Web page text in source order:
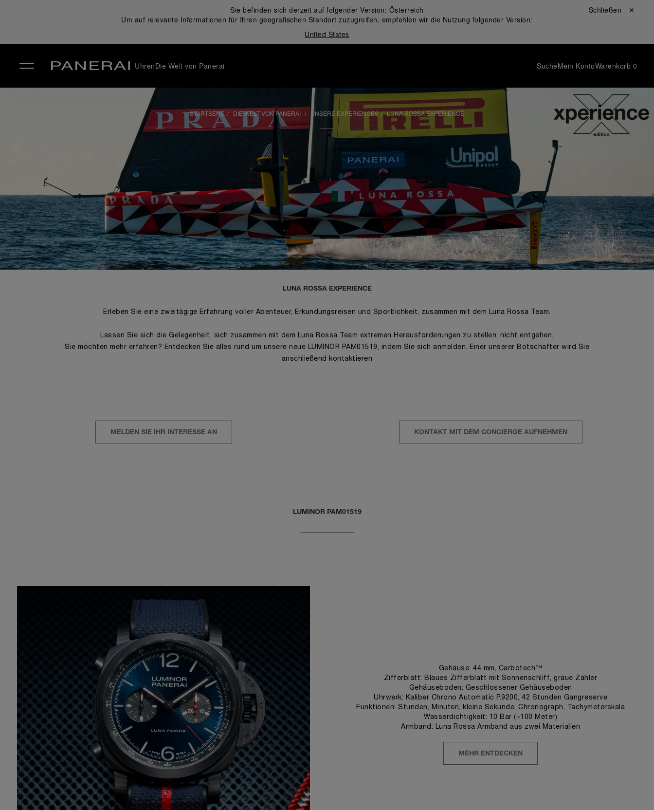
Sie befinden sich derzeit auf folgender Version: Österreich
Um auf relevante Informationen für Ihren geografischen Standort zuzugreifen, empfehlen wir die Nutzung folgender Version:
United States
Schließen ✕
UhrenDie Welt von Panerai SucheMein KontoWarenkorb 0
STARTSEITE DIE WELT VON PANERAI UNSERE EXPERIENCES LUNA ROSSA EXPERIENCE
LUNA ROSSA EXPERIENCE
Erleben Sie eine zweitägige Erfahrung voller Abenteuer, Erkundungsreisen und Sportlichkeit, zusammen mit dem Luna Rossa Team.
Lassen Sie sich die Gelegenheit, sich zusammen mit dem Luna Rossa Team extremen Herausforderungen zu stellen, nicht entgehen.
Sie möchten mehr erfahren? Entdecken Sie alles rund um unsere neue LUMINOR PAM01519, indem Sie sich anmelden. Einer unserer Botschafter wird Sie
anschließend kontaktieren
MELDEN SIE IHR INTERESSE AN KONTAKT MIT DEM CONCIERGE AUFNEHMEN
LUMINOR PAM01519
Gehäuse: 44 mm, Carbotech™
Zifferblatt: Blaues Zifferblatt mit Sonnenschliff, graue Zähler
Gehäuseboden: Geschlossener Gehäuseboden
Uhrwerk: Kaliber Chrono Automatic P.9200, 42 Stunden Gangreserve
Funktionen: Stunden, Minuten, kleine Sekunde, Chronograph, Tachymeterskala
Wasserdichtigkeit: 10 Bar (~100 Meter)
Armband: Luna Rossa Armband aus zwei Materialien
MEHR ENTDECKEN